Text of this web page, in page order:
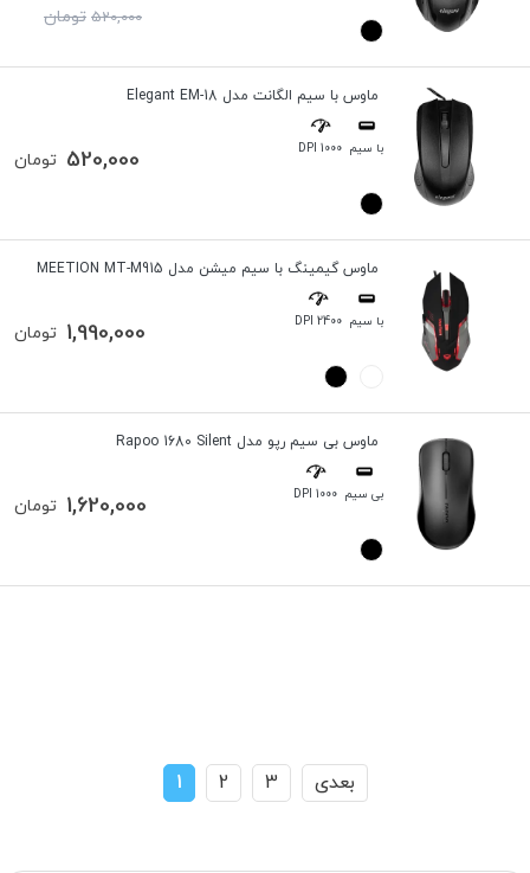
تومان 520,000
ماوس با سیم الگانت مدل Elegant EM-18
با سیم 1000 DPI تومان 520,000
ماوس گیمینگ با سیم میشن مدل MEETION MT-M915
با سیم 2400 DPI تومان 1,990,000
ماوس بی سیم رپو مدل Rapoo 1680 Silent
بی سیم 1000 DPI تومان 1,620,000
1 2 3 بعدی